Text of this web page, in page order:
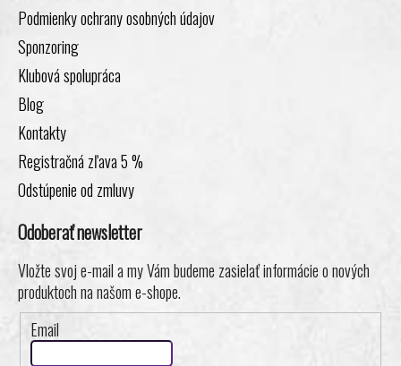
Podmienky ochrany osobných údajov
Sponzoring
Klubová spolupráca
Blog
Kontakty
Registračná zľava 5 %
Odstúpenie od zmluvy
Odoberať newsletter
Vložte svoj e-mail a my Vám budeme zasielať informácie o nových
produktoch na našom e-shope.
Email